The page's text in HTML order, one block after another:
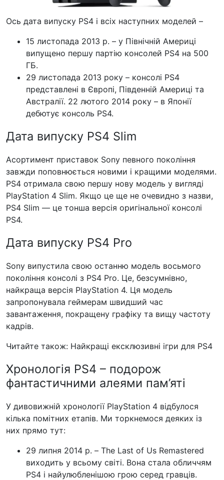
Ось дата випуску PS4 і всіх наступних моделей –
15 листопада 2013 р. – у Північній Америці
випущено першу партію консолей PS4 на 500
ГБ.
29 листопада 2013 року – консолі PS4
представлені в Європі, Південній Америці та
Австралії. 22 лютого 2014 року – в Японії
дебютує консоль PS4.
Дата випуску PS4 Slim
Асортимент приставок Sony певного покоління
завжди поповнюється новими і кращими моделями.
PS4 отримала свою першу нову модель у вигляді
PlayStation 4 Slim. Якщо це ще не очевидно з назви,
PS4 Slim — це тонша версія оригінальної консолі
PS4.
Дата випуску PS4 Pro
Sony випустила свою останню модель восьмого
покоління консолі з PS4 Pro. Це, безсумнівно,
найкраща версія PlayStation 4. Ця модель
запропонувала геймерам швидший час
завантаження, покращену графіку та вищу частоту
кадрів.
Читайте також: Найкращі ексклюзивні ігри для PS4
Хронологія PS4 – подорож
фантастичними алеями пам’яті
У дивовижній хронології PlayStation 4 відбулося
кілька помітних етапів. Ми торкнемося деяких із
них прямо тут:
29 липня 2014 р. – The Last of Us Remastered
виходить у всьому світі. Вона стала обличчям
PS4 і найулюбленішою грою серед гравців.